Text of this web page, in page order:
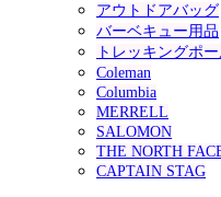
アウトドアバッグ
バーベキュー用品
トレッキングポ
Coleman
Columbia
MERRELL
SALOMON
THE NORTH
CAPTAIN STAG